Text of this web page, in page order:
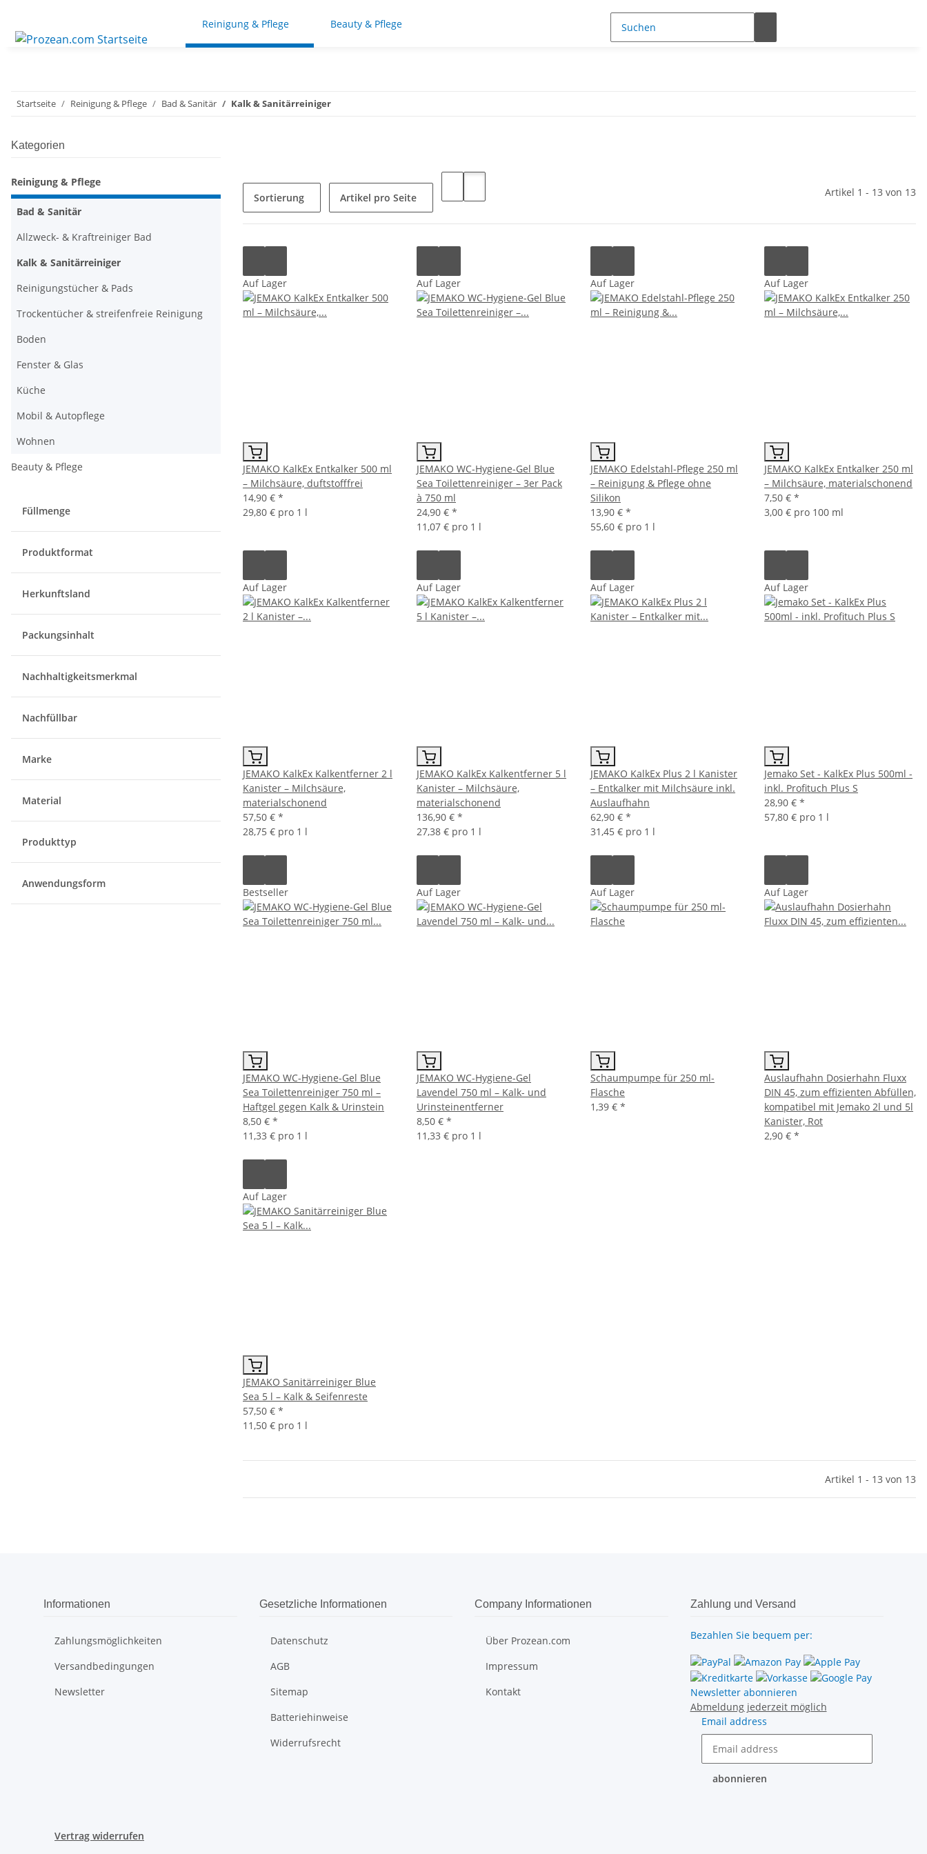
Reinigung & Pflege Beauty & Pflege
Startseite Reinigung & Pflege Bad & Sanitär Kalk & Sanitärreiniger
Sortierung Artikel pro Seite Artikel 1 - 13 von 13
Auf Lager
JEMAKO KalkEx Entkalker 500 ml
– Milchsäure, duftstofffrei
14,90 € *
29,80 € pro 1 l
Auf Lager
JEMAKO WC-Hygiene-Gel Blue
Sea Toilettenreiniger – 3er Pack
à 750 ml
24,90 € *
11,07 € pro 1 l
Auf Lager
JEMAKO Edelstahl-Pflege 250 ml
– Reinigung & Pflege ohne
Silikon
13,90 € *
55,60 € pro 1 l
Auf Lager
JEMAKO KalkEx Entkalker 250 ml
– Milchsäure, materialschonend
7,50 € *
3,00 € pro 100 ml
Auf Lager
JEMAKO KalkEx Kalkentferner 2 l
Kanister – Milchsäure,
materialschonend
57,50 € *
28,75 € pro 1 l
Auf Lager
JEMAKO KalkEx Kalkentferner 5 l
Kanister – Milchsäure,
materialschonend
136,90 € *
27,38 € pro 1 l
Auf Lager
JEMAKO KalkEx Plus 2 l Kanister
– Entkalker mit Milchsäure inkl.
Auslaufhahn
62,90 € *
31,45 € pro 1 l
Auf Lager
Jemako Set - KalkEx Plus 500ml -
inkl. Profituch Plus S
28,90 € *
57,80 € pro 1 l
Bestseller
JEMAKO WC-Hygiene-Gel Blue
Sea Toilettenreiniger 750 ml –
Haftgel gegen Kalk & Urinstein
8,50 € *
11,33 € pro 1 l
Auf Lager
JEMAKO WC-Hygiene-Gel
Lavendel 750 ml – Kalk- und
Urinsteinentferner
8,50 € *
11,33 € pro 1 l
Auf Lager
Schaumpumpe für 250 ml-
Flasche
1,39 € *
Auf Lager
Auslaufhahn Dosierhahn Fluxx
DIN 45, zum effizienten Abfüllen,
kompatibel mit Jemako 2l und 5l
Kanister, Rot
2,90 € *
Auf Lager
JEMAKO Sanitärreiniger Blue
Sea 5 l – Kalk & Seifenreste
57,50 € *
11,50 € pro 1 l
Artikel 1 - 13 von 13
Kategorien
Reinigung & Pflege
Bad & Sanitär
Allzweck- & Kraftreiniger Bad
Kalk & Sanitärreiniger
Reinigungstücher & Pads
Trockentücher & streifenfreie Reinigung
Boden
Fenster & Glas
Küche
Mobil & Autopflege
Wohnen
Beauty & Pflege
Füllmenge
Produktformat
Herkunftsland
Packungsinhalt
Nachhaltigkeitsmerkmal
Nachfüllbar
Marke
Material
Produkttyp
Anwendungsform
Informationen
Zahlungsmöglichkeiten
Versandbedingungen
Newsletter
Gesetzliche Informationen
Datenschutz
AGB
Sitemap
Batteriehinweise
Widerrufsrecht
Company Informationen
Über Prozean.com
Impressum
Kontakt
Zahlung und Versand
Bezahlen Sie bequem per:
Newsletter abonnieren
Abmeldung jederzeit möglich
Email address
abonnieren
Vertrag widerrufen